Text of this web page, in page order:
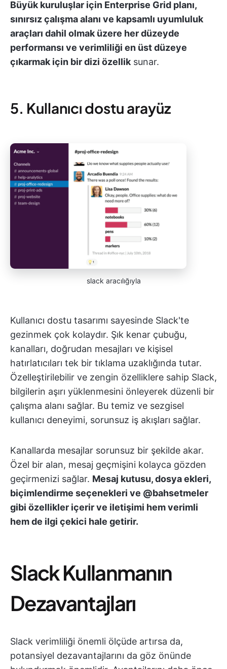
Büyük kuruluşlar için Enterprise Grid planı,
sınırsız çalışma alanı ve kapsamlı uyumluluk
araçları dahil olmak üzere her düzeyde
performansı ve verimliliği en üst düzeye
çıkarmak için bir dizi özellik sunar.
5. Kullanıcı dostu arayüz
slack aracılığıyla
Kullanıcı dostu tasarımı sayesinde Slack'te
gezinmek çok kolaydır. Şık kenar çubuğu,
kanalları, doğrudan mesajları ve kişisel
hatırlatıcıları tek bir tıklama uzaklığında tutar.
Özelleştirilebilir ve zengin özelliklere sahip Slack,
bilgilerin aşırı yüklenmesini önleyerek düzenli bir
çalışma alanı sağlar. Bu temiz ve sezgisel
kullanıcı deneyimi, sorunsuz iş akışları sağlar.
Kanallarda mesajlar sorunsuz bir şekilde akar.
Özel bir alan, mesaj geçmişini kolayca gözden
geçirmenizi sağlar. Mesaj kutusu, dosya ekleri,
biçimlendirme seçenekleri ve @bahsetmeler
gibi özellikler içerir ve iletişimi hem verimli
hem de ilgi çekici hale getirir.
Slack Kullanmanın
Dezavantajları
Slack verimliliği önemli ölçüde artırsa da,
potansiyel dezavantajlarını da göz önünde